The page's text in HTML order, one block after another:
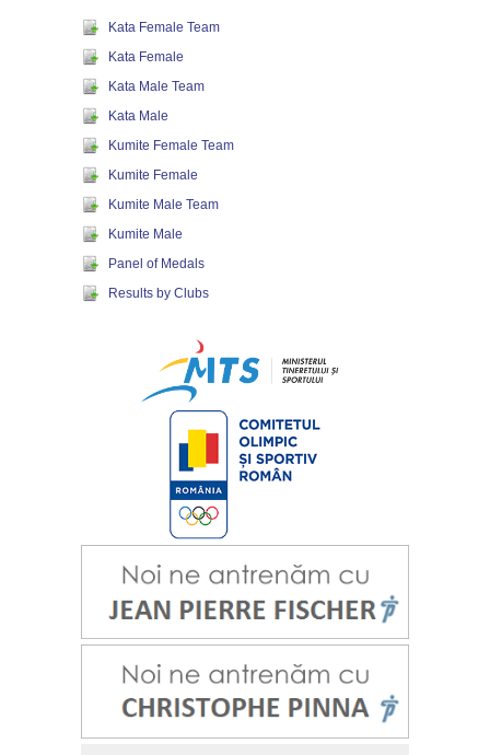
Kata Female Team
Kata Female
Kata Male Team
Kata Male
Kumite Female Team
Kumite Female
Kumite Male Team
Kumite Male
Panel of Medals
Results by Clubs